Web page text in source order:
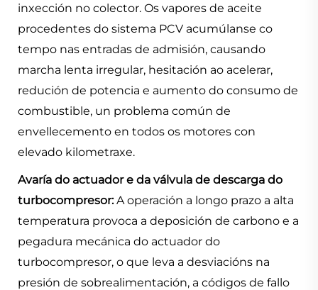
inxección no colector. Os vapores de aceite
procedentes do sistema PCV acumúlanse co
tempo nas entradas de admisión, causando
marcha lenta irregular, hesitación ao acelerar,
redución de potencia e aumento do consumo de
combustible, un problema común de
envellecemento en todos os motores con
elevado kilometraxe.
Avaría do actuador e da válvula de descarga do
turbocompresor:A operación a longo prazo a alta
temperatura provoca a deposición de carbono e a
pegadura mecánica do actuador do
turbocompresor, o que leva a desviacións na
presión de sobrealimentación, a códigos de fallo